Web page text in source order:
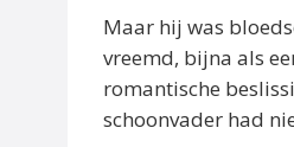
Maar hij was
vreemd, bijna als
romantische
schoonvader had